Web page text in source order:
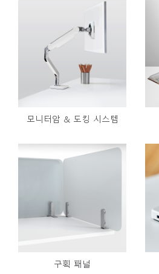
모니터암 & 도킹 시스템
구획 패널